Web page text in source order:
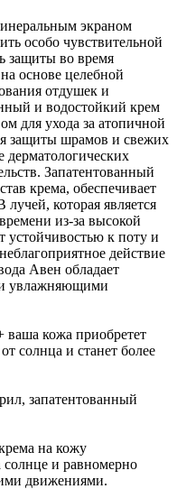
экраном
особо чувствительной
защиты во время
основе целебной
отдушек и
и водостойкий крем
для ухода за атопичной
защиты шрамов и свежих
дерматологических
Запатентованный
крема, обеспечивает
которая является
из-за высокой
устойчивостью к поту и
действие
Авен обладает
увлажняющими
кожа приобретет
солнца и станет более
запатентованный
на кожу
солнце и равномерно
движениями.